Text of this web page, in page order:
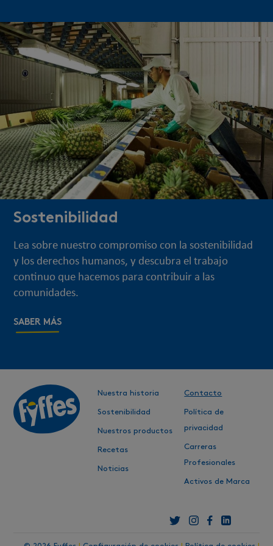
Reino Unido
Fyffes Tropical (Ireland) Ltd
M1 Business Park
Courtlough
Balbriggan
Co. Dublin
K32 KV20
Ireland
+353 1 574 0070
Fyffes Limited
M1 Business Park
Courtlough
Co. Dublin
K32 KV20
+353 42 933 5451
Continente Europeo
+44 1256 383 200
Sostenibilidad
Lea sobre nuestro compromiso con la sostenibilidad
y los derechos humanos, y descubra el trabajo
continuo que hacemos para contribuir a las
comunidades.
SABER MÁS
Nuestra historia
Sostenibilidad
Nuestros productos
Recetas
Noticias
Contacto
Política de
privacidad
Carreras
Profesionales
Activos de Marca